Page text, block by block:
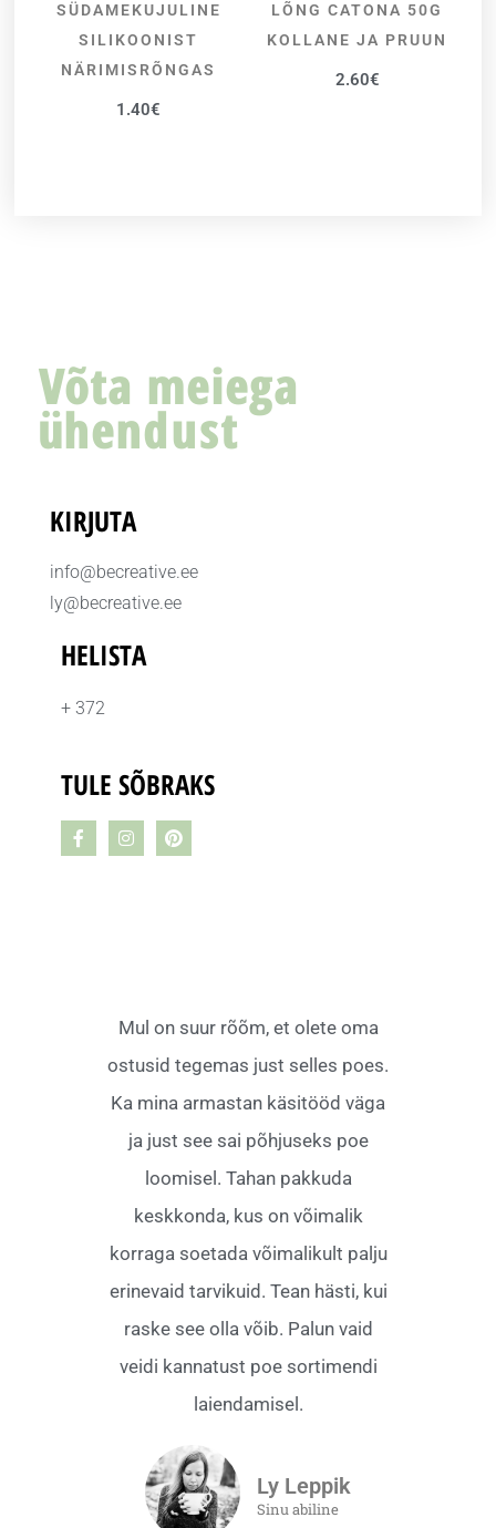
SELECT OPTIONS
SÜDAMEKUJULINE
SILIKOONIST
NÄRIMISRÕNGAS
1.40€
SELECT OPTIONS
LÕNG CATONA 50G
KOLLANE JA PRUUN
2.60€
Mul on suur rõõm, et olete oma
ostusid tegemas just selles poes.
Ka mina armastan käsitööd väga
ja just see sai põhjuseks poe
loomisel. Tahan pakkuda
keskkonda, kus on võimalik
korraga soetada võimalikult palju
erinevaid tarvikuid. Tean hästi, kui
raske see olla võib. Palun vaid
veidi kannatust poe sortimendi
laiendamisel.
Ly Leppik
Sinu abiline
Võta meiega
ühendust
KIRJUTA
info@becreative.ee
ly@becreative.ee
HELISTA
+ 372
TULE SÕBRAKS